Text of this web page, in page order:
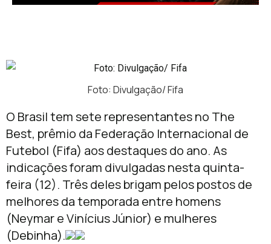
Foto: Divulgação/ Fifa
O Brasil tem sete representantes no The
Best, prêmio da Federação Internacional de
Futebol (Fifa) aos destaques do ano. As
indicações foram divulgadas nesta quinta-
feira (12). Três deles brigam pelos postos de
melhores da temporada entre homens
(Neymar e Vinícius Júnior) e mulheres
(Debinha).